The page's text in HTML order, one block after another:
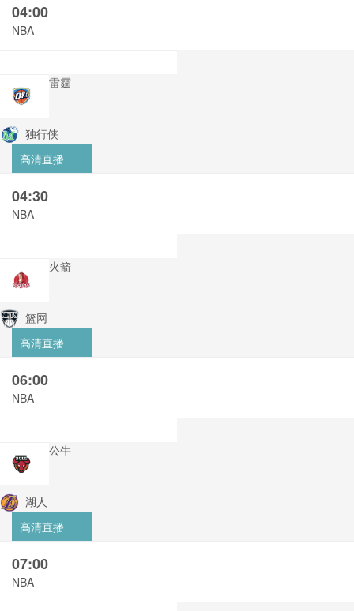
04:00
NBA
雷霆
独行侠
高清直播
04:30
NBA
火箭
篮网
高清直播
06:00
NBA
公牛
湖人
高清直播
07:00
NBA